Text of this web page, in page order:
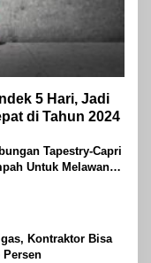
5 Hari, Jadi
di Tahun 2024
Tapestry-Capri
Untuk Melawan
Kontraktor Bisa
Persen